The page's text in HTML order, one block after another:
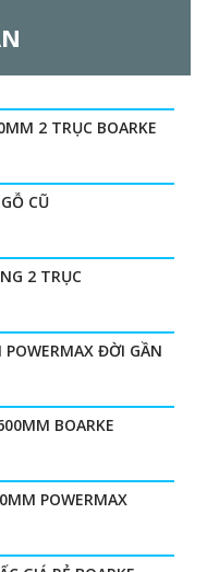
2 TRỤC BOARKE
CŨ
2 TRỤC
ĐỜI GẦN
BOARKE
POWERMAX